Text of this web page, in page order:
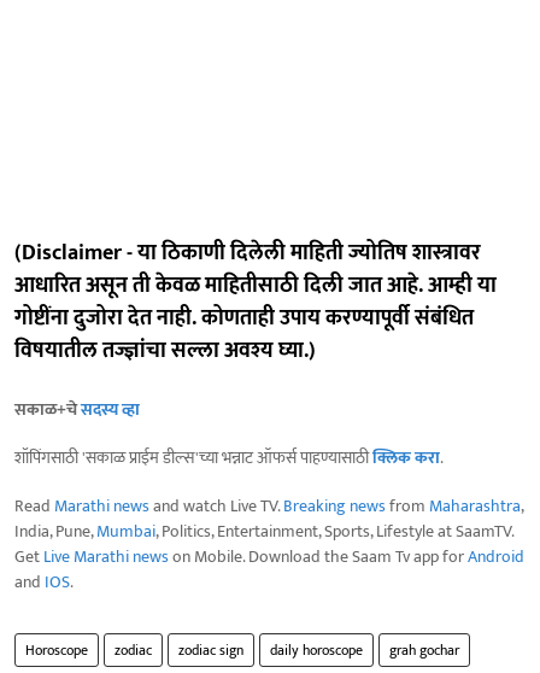
(Disclaimer - या ठिकाणी दिलेली माहिती ज्योतिष शास्त्रावर
आधारित असून ती केवळ माहितीसाठी दिली जात आहे. आम्ही या
गोष्टींना दुजोरा देत नाही. कोणताही उपाय करण्यापूर्वी संबंधित
विषयातील तज्ज्ञांचा सल्ला अवश्य घ्या.)
सकाळ+चेसदस्य व्हा
शॉपिंगसाठी 'सकाळ प्राईम डील्स'च्या भन्नाट ऑफर्स पाहण्यासाठीक्लिक करा.
Read Marathi newsand watch Live TV.Breaking newsfrom Maharashtra,
India, Pune,Mumbai, Politics, Entertainment, Sports, Lifestyle at SaamTV.
GetLive Marathi newson Mobile. Download the Saam Tv app forAndroid
and IOS.
Horoscope zodiac zodiac sign daily horoscope
grah gochar